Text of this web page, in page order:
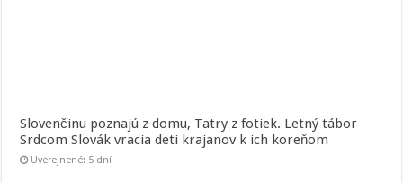
Slovenčinu poznajú z domu, Tatry z fotiek. Letný tábor
Srdcom Slovák vracia deti krajanov k ich koreňom
Uverejnené: 5 dní